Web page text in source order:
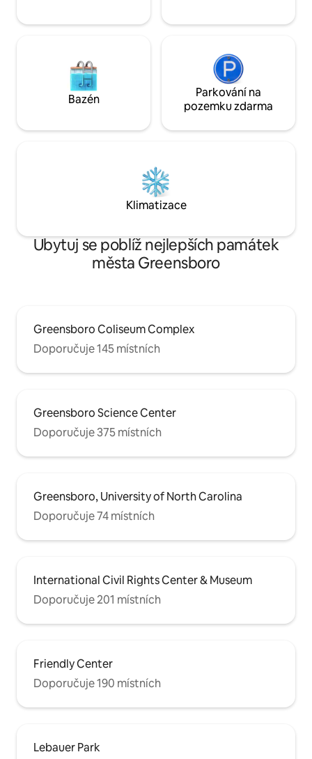
Bazén
Parkování na
pozemku zdarma
Klimatizace
Ubytuj se poblíž nejlepších památek
města Greensboro
Greensboro Coliseum Complex
Doporučuje 145 místních
Greensboro Science Center
Doporučuje 375 místních
Greensboro, University of North Carolina
Doporučuje 74 místních
International Civil Rights Center & Museum
Doporučuje 201 místních
Friendly Center
Doporučuje 190 místních
Lebauer Park